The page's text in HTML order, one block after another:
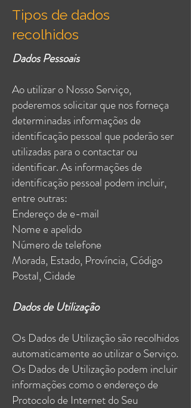
Tipos de dados
recolhidos
Dados Pessoais
Ao utilizar o Nosso Serviço,
poderemos solicitar que nos forneça
determinadas informações de
identificação pessoal que poderão ser
utilizadas para o contactar ou
identificar. As informações de
identificação pessoal podem incluir,
entre outras:
Endereço de e-mail
Nome e apelido
Número de telefone
Morada, Estado, Província, Código
Postal, Cidade
Dados de Utilização
Os Dados de Utilização são recolhidos
automaticamente ao utilizar o Serviço.
Os Dados de Utilização podem incluir
informações como o endereço de
Protocolo de Internet do Seu